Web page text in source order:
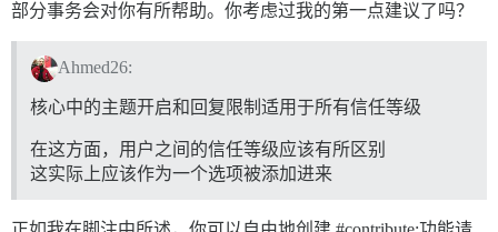
部分事务会对你有所帮助。你考虑过我的第一点建议了吗？
Ahmed26:
核心中的主题开启和回复限制适用于所有信任等级
在这方面，用户之间的信任等级应该有所区别
这实际上应该作为一个选项被添加进来